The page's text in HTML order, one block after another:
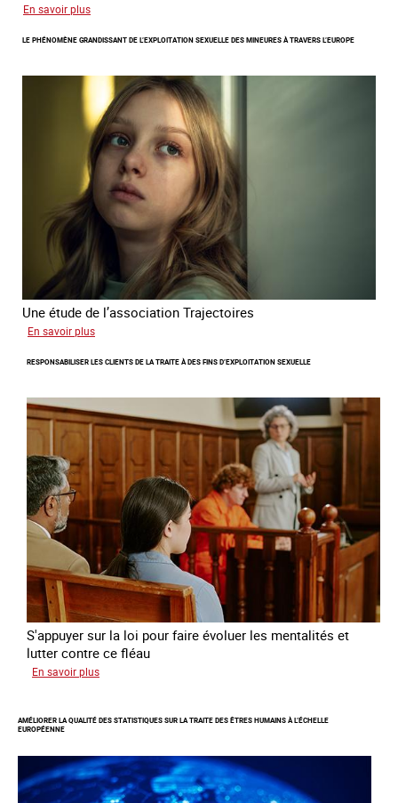
En savoir plus
regard
l'OCRTEH
l'exploitation
sexuelle
en
France
2025
LE PHÉNOMÈNE GRANDISSANT DE L’EXPLOITATION SEXUELLE DES MINEURES À TRAVERS L’EUROPE
Une étude de l’association Trajectoires
En savoir plus
phénomène
de
l’exploitation
sexuelle
mineures
à
travers
l’Europe
RESPONSABILISER LES CLIENTS DE LA TRAITE À DES FINS D’EXPLOITATION SEXUELLE
S'appuyer sur la loi pour faire évoluer les mentalités et
lutter contre ce fléau
En savoir plus
clients
la
traite
à
AMÉLIORER LA QUALITÉ DES STATISTIQUES SUR LA TRAITE DES ÊTRES HUMAINS À L’ÉCHELLE
EUROPÉENNE